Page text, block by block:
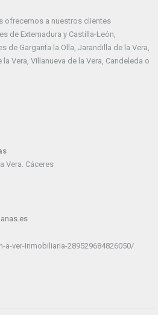
ofrecemos a nuestros clientes
de Extemadura y Castilla-León,
de Garganta la Olla, Jarandilla de la Vera,
Vera, Villanueva de la Vera, Candeleda o
Vera. Cáceres
ver-Inmobiliaria-289529684826050/